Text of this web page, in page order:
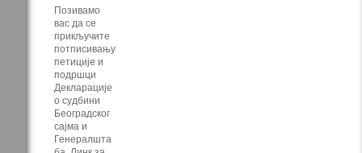
Позивамо
вас да се
прикључите
потписивању
петиције и
подршци
Декларације
о судбини
Београдског
сајма и
Генералшта